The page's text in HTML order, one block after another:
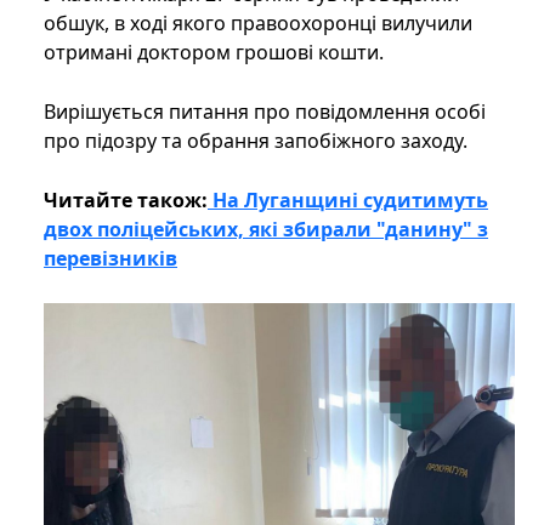
обшук, в ході якого правоохоронці вилучили
отримані доктором грошові кошти.
Вирішується питання про повідомлення особі
про підозру та обрання запобіжного заходу.
Читайте також: На Луганщині судитимуть
двох поліцейських, які збирали "данину" з
перевізників